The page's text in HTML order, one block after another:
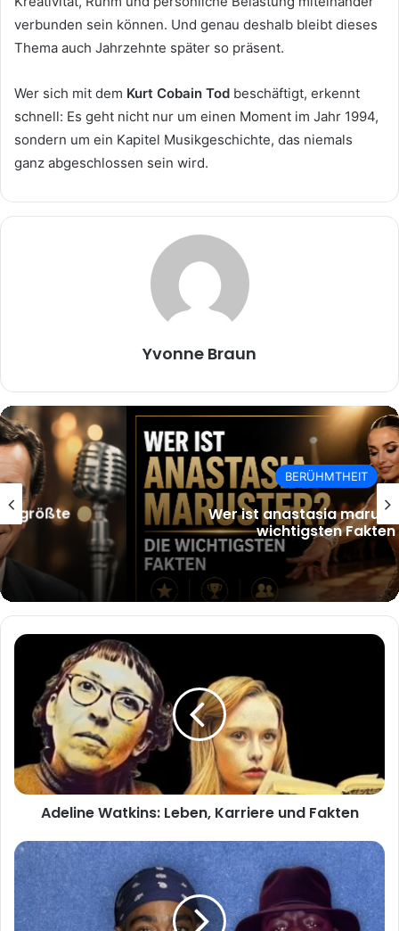
verbunden sein können. Und genau deshalb bleibt dieses
Thema auch Jahrzehnte später so präsent.
Wer sich mit dem Kurt Cobain Tod beschäftigt, erkennt
schnell: Es geht nicht nur um einen Moment im Jahr 1994,
sondern um ein Kapitel Musikgeschichte, das niemals
ganz abgeschlossen sein wird.
Yvonne Braun
BERÜHMTHEIT
Wer ist anastasia maruster? Die
wichtigsten Fakten
Adeline
Leben,
Karriere
und
Fakten
Adeline Watkins: Leben, Karriere und Fakten
Tupac
Biggie
Wahrheit,
Mythen